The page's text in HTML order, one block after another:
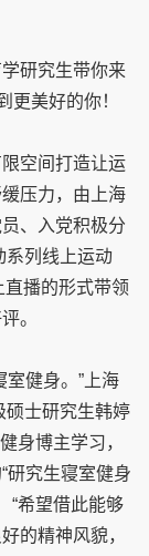
研究生带你来
更美好的你！
空间打造让运
压力，由上海
、入党积极分
系列线上运动
播的形式带领
。
室健身。”上海
硕士研究生韩婷
身博主学习，
研究生寝室健身
“希望借此能够
的精神风貌，